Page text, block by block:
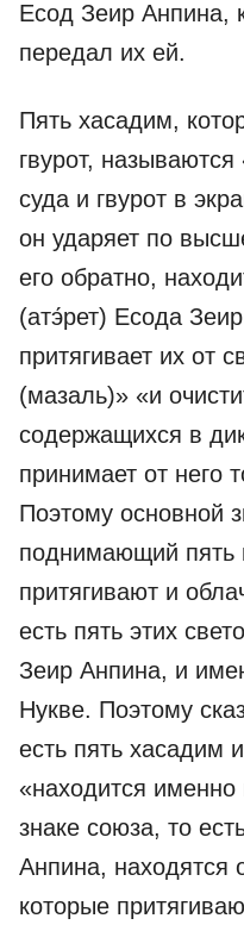
Есод Зеир Анпина,
передал их ей.
Пять хасадим,
гвурот,
суда и гвурот в
он ударяет по
его обратно,
(атэ́рет) Есода
притягивает их от
(мазаль)» «и
содержащихся в
принимает от него
Поэтому основной
поднимающий пять
притягивают и
есть пять этих
Зеир Анпина, и
Нукве. Поэтому
есть пять хасадим
«находится
знаке союза, то
Анпина, находятся
которые